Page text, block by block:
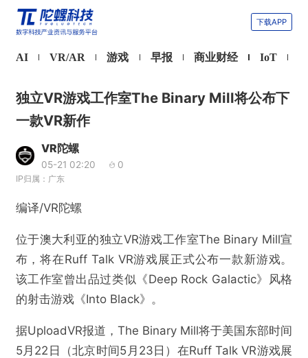
下载APP
AI VR/AR 游戏 早报 商业财经 IoT
独立VR游戏工作室The Binary Mill将公布下
一款VR新作
VR陀螺
05-21 02:20 0
IP归属：广东
编译/VR陀螺
位于澳大利亚的独立VR游戏工作室The Binary Mill宣
布，将在Ruff Talk VR游戏展正式公布一款新游戏。
该工作室曾出品过类似《Deep Rock Galactic》风格
的射击游戏《Into Black》。
据UploadVR报道，The Binary Mill将于美国东部时间
5月22日（北京时间5月23日）在Ruff Talk VR游戏展